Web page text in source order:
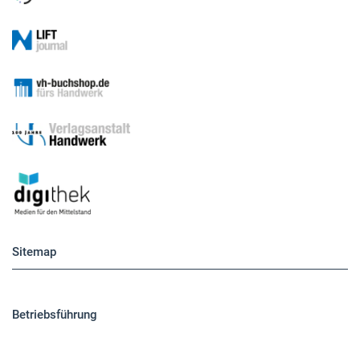
Sitemap
Betriebsführung